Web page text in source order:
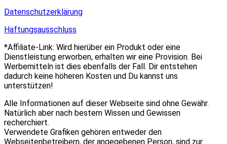
Datenschutzerklärung
Haftungsausschluss
*Affiliate-Link: Wird hierüber ein Produkt oder eine
Dienstleistung erworben, erhalten wir eine Provision. Bei
Werbemitteln ist dies ebenfalls der Fall. Dir entstehen
dadurch keine höheren Kosten und Du kannst uns
unterstützen!
Alle Informationen auf dieser Webseite sind ohne Gewähr.
Natürlich aber nach bestem Wissen und Gewissen
recherchiert.
Verwendete Grafiken gehören entweder den
Webseitenbetreibern, der angegebenen Person, sind zur